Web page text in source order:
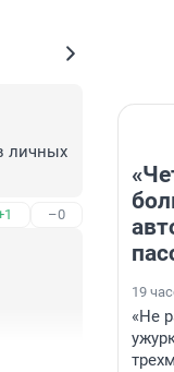
личных
–0
19
«Не